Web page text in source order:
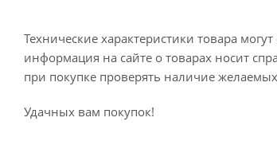
Технические характеристики товара
информация на сайте о товарах носит
при покупке проверять наличие
Удачных вам покупок!